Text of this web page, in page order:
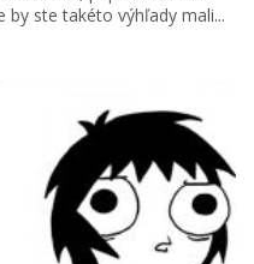
by ste takéto výhľady mali...